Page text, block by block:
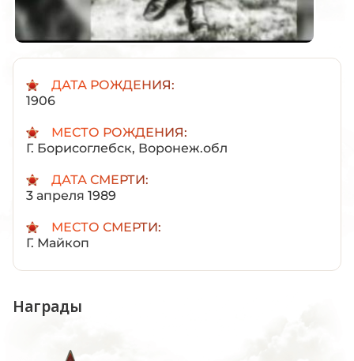
ДАТА РОЖДЕНИЯ:
1906
МЕСТО РОЖДЕНИЯ:
Г. Борисоглебск, Воронеж.обл
ДАТА СМЕРТИ:
3 апреля 1989
МЕСТО СМЕРТИ:
Г. Майкоп
Награды